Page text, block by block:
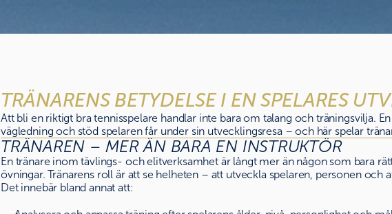
TRÄNARENS BETYDELSE I EN SPELARES
Att bli en riktigt bra tennisspelare handlar inte bara om talang och träningsvilja.
vägledning och stöd spelaren får under sin utvecklingsresa – och här spelar
TRÄNAREN – MER ÄN BARA EN INSTRUKTÖR
En tränare inom tävlings- och elitverksamhet är långt mer än någon som bara
övningar. Tränarens roll är att se helheten – att utveckla spelaren, personen och
Det innebär bland annat att: